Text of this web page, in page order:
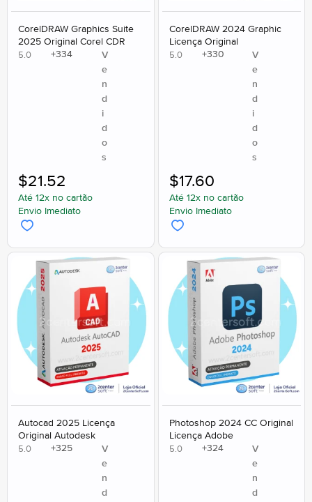
CorelDRAW Graphics Suite
2025 Original Corel CDR
5.0 +334
V
e
n
d
i
d
o
s
Até 12x no cartão
Envio Imediato
$21.52
CorelDRAW 2024 Graphic
Licença Original
5.0 +330
V
e
n
d
i
d
o
s
Até 12x no cartão
Envio Imediato
$17.60
Autocad 2025 Licença
Original Autodesk
5.0 +325
V
e
n
d
Photoshop 2024 CC Original
Licença Adobe
5.0 +324
V
e
n
d